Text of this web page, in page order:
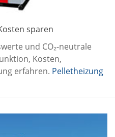
sparen
und CO₂-neutrale
Kosten,
erfahren. Pelletheizung